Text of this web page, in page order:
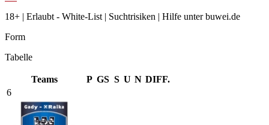
18+ | Erlaubt - White-List | Suchtrisiken | Hilfe unter buwei.de
Form
Tabelle
Teams P GS S U N DIFF.
6